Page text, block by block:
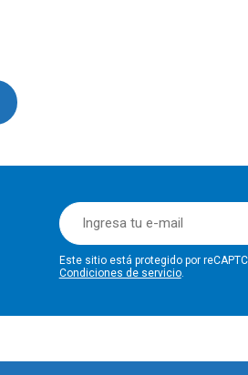
Este sitio está protegido por
Condiciones de servicio.